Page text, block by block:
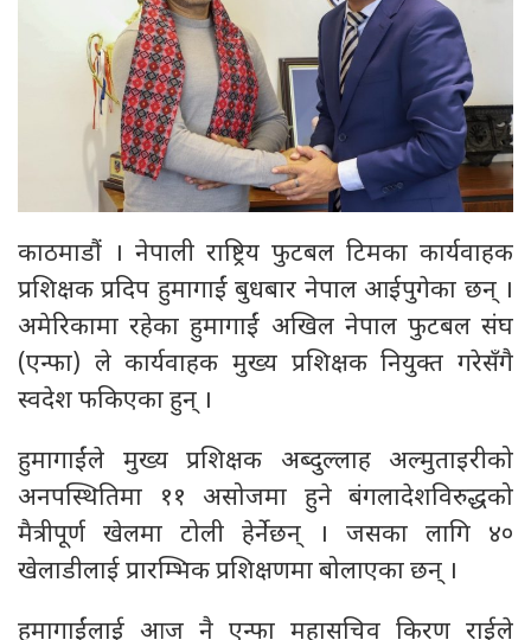
काठमाडौं । नेपाली राष्ट्रिय फुटबल टिमका कार्यवाहक
प्रशिक्षक प्रदिप हुमागाईं बुधबार नेपाल आईपुगेका छन् ।
अमेरिकामा रहेका हुमागाईं अखिल नेपाल फुटबल संघ
(एन्फा) ले कार्यवाहक मुख्य प्रशिक्षक नियुक्त गरेसँगै
स्वदेश फकिएका हुन् ।
हुमागाईंले मुख्य प्रशिक्षक अब्दुल्लाह अल्मुताइरीको
अनपस्थितिमा ११ असोजमा हुने बंगलादेशविरुद्धको
मैत्रीपूर्ण खेलमा टोली हेर्नेछन् । जसका लागि ४०
खेलाडीलाई प्रारम्भिक प्रशिक्षणमा बोलाएका छन् ।
हुमागाईंलाई आज नै एन्फा महासचिव किरण राईले